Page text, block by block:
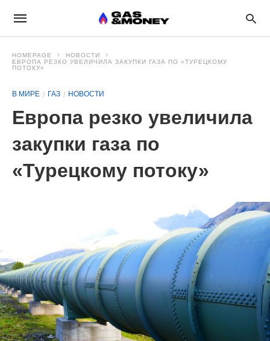
HOMEPAGE
НОВОСТИ
ЕВРОПА РЕЗКО УВЕЛИЧИЛА ЗАКУПКИ ГАЗА ПО «ТУРЕЦКОМУ
ПОТОКУ»
В МИРЕ ГАЗ НОВОСТИ
Европа резко увеличила
закупки газа по
«Турецкому потоку»